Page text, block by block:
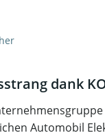
dank
Automobil